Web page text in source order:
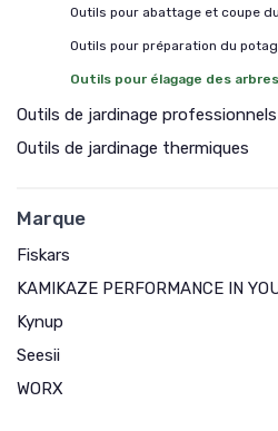
Outils pour abattage et coupe
Outils pour préparation du
Outils pour élagage des arbres
Outils de jardinage professionnels
Outils de jardinage thermiques
Marque
Fiskars
KAMIKAZE PERFORMANCE IN
Kynup
Seesii
WORX